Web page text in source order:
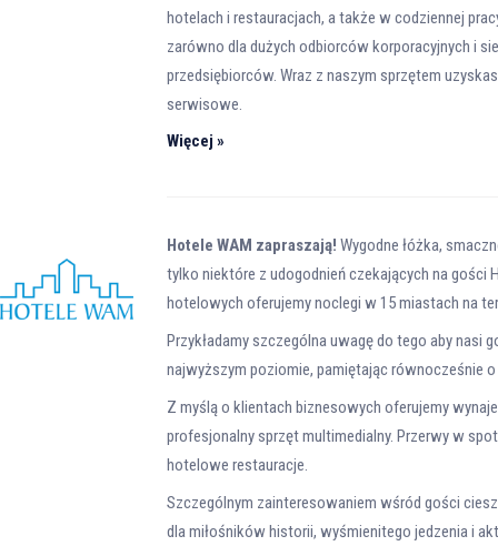
hotelach i restauracjach, a także w codziennej
zarówno dla dużych odbiorców korporacyjnych i
przedsiębiorców. Wraz z naszym sprzętem
serwisowe.
Więcej »
Hotele WAM zapraszają! Wygodne łóżka,
tylko niektóre z udogodnień czekających na gości
hotelowych oferujemy noclegi w 15 miastach na
Przykładamy szczególna uwagę do tego aby
najwyższym poziomie, pamiętając równocześnie
Z myślą o klientach biznesowych oferujemy
profesjonalny sprzęt multimedialny. Przerwy w
hotelowe restauracje.
Szczególnym zainteresowaniem wśród gości
dla miłośników historii, wyśmienitego jedzenia i